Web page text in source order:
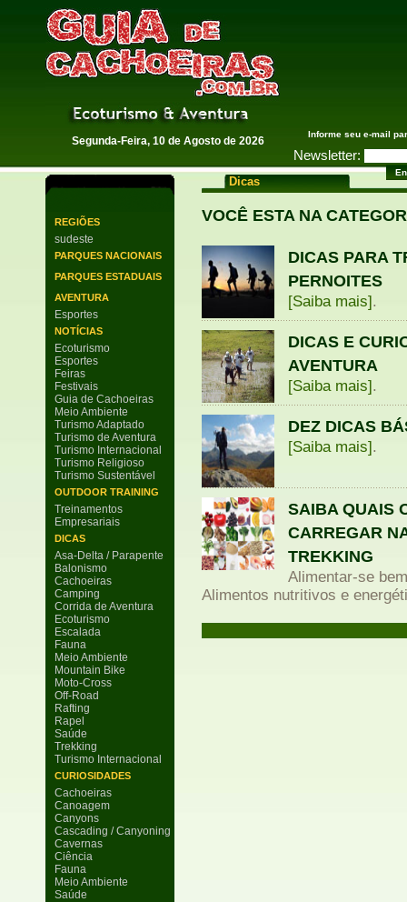
Guia de Cachoeiras
Segunda-Feira, 10 de Agosto de 2026
Informe seu e-mail
Newsletter:
REGIÕES
sudeste
PARQUES NACIONAIS
PARQUES ESTADUAIS
AVENTURA
Esportes
NOTÍCIAS
Ecoturismo
Esportes
Feiras
Festivais
Guia de Cachoeiras
Meio Ambiente
Turismo Adaptado
Turismo de Aventura
Turismo Internacional
Turismo Religioso
Turismo Sustentável
OUTDOOR TRAINING
Treinamentos
Empresariais
DICAS
Asa-Delta / Parapente
Balonismo
Cachoeiras
Camping
Corrida de Aventura
Ecoturismo
Escalada
Fauna
Meio Ambiente
Mountain Bike
Moto-Cross
Off-Road
Rafting
Rapel
Saúde
Trekking
Turismo Internacional
CURIOSIDADES
Cachoeiras
Canoagem
Canyons
Cascading / Canyoning
Cavernas
Ciência
Fauna
Meio Ambiente
Saúde
Dicas
VOCÊ ESTA NA
DICAS PARA
PERNOITES
[Saiba mais].
DICAS E
AVENTURA
[Saiba mais].
DEZ DICAS
[Saiba mais].
SAIBA QUAIS
CARREGAR
TREKKING
Alimentar-se
Alimentos nutritivos e